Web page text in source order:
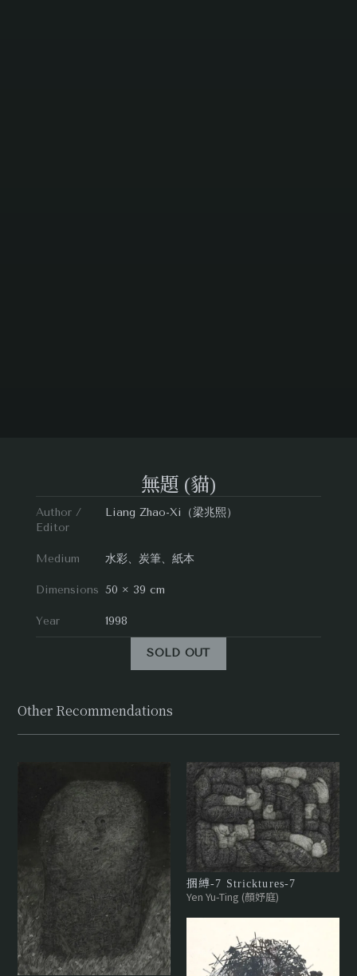
無題 (貓)
Author /
Editor
Liang Zhao-Xi（梁兆熙）
Medium 水彩、炭筆、紙本
Dimensions 50 × 39 cm
Year 1998
SOLD OUT
Other Recommendations
捆縛-7 Stricktures-7
Yen Yu-Ting (顏妤庭)